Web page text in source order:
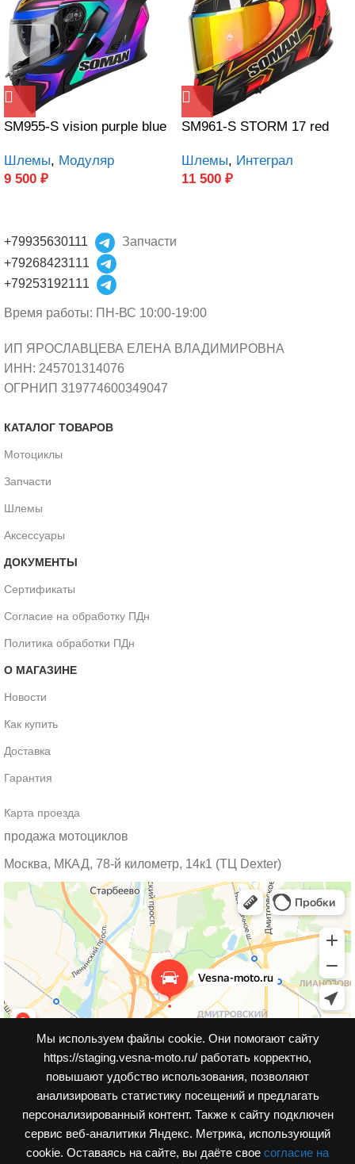
Мы используем файлы cookie. Они помогают сайту
https://staging.vesna-moto.ru/ работать корректно,
повышают удобство использования, позволяют
анализировать статистику посещений и предлагать
персонализированный контент. Также к cайту подключен
сервис веб-аналитики Яндекс. Метрика, использующий
cookie. Оставаясь на сайте, вы даёте свое согласие на
SM955-S vision purple blue
Шлемы, Модуляр
9 500 ₽
SM961-S STORM 17 red
Шлемы, Интеграл
11 500 ₽
+79935630111
Запчасти
+79268423111
+79253192111
Время работы: ПН-ВС 10:00-19:00
ИП ЯРОСЛАВЦЕВА ЕЛЕНА ВЛАДИМИРОВНА
ИНН: 245701314076
ОГРНИП 319774600349047
КАТАЛОГ ТОВАРОВ
Мотоциклы
Запчасти
Шлемы
Аксессуары
ДОКУМЕНТЫ
Сертификаты
Согласие на обработку ПДн
Политика обработки ПДн
О МАГАЗИНЕ
Новости
Как купить
Доставка
Гарантия
Карта проезда
продажа мотоциклов
Москва, МКАД, 78-й километр, 14к1 (ТЦ Dexter)